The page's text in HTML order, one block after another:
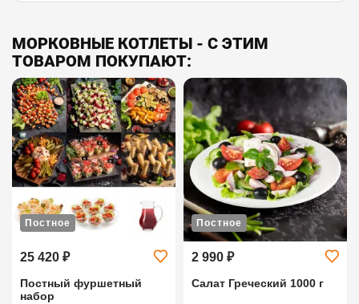
МОРКОВНЫЕ КОТЛЕТЫ - С ЭТИМ
ТОВАРОМ ПОКУПАЮТ:
Постное
25 420 ₽
Постный фуршетный
набор
Постное
2 990 ₽
Салат Греческий 1000 г